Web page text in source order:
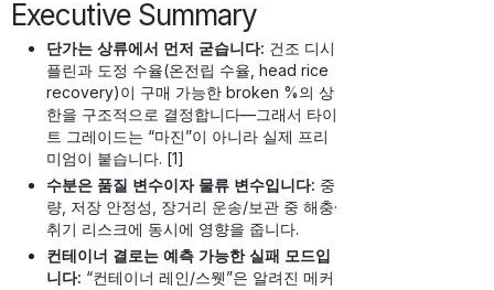
Executive Summary
단가는 상류에서 먼저 굳습니다: 건조 디시
플린과 도정 수율(온전립 수율, head rice
recovery)이 구매 가능한 broken %의 상
한을 구조적으로 결정합니다—그래서 타이
트 그레이드는 “마진”이 아니라 실제 프리
미엄이 붙습니다. [1]
수분은 품질 변수이자 물류 변수입니다: 중
량, 저장 안정성, 장거리 운송/보관 중 해충·
취기 리스크에 동시에 영향을 줍니다.
컨테이너 결로는 예측 가능한 실패 모드입
니다: “컨테이너 레인/스웻”은 알려진 메커